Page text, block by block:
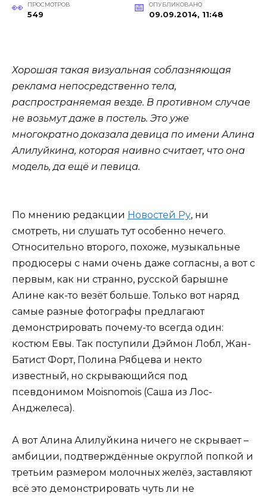
ПРОСМОТРОВ
549
ОПУБЛИКОВАНО
09.09.2014, 11:48
Хорошая такая визуальная соблазняющая
реклама непосредственно тела,
распространяемая везде. В противном случае
не возьмут даже в постель. Это уже
многократно доказала девица по имени Алина
Алилуйкина, которая наивно считает, что она
модель, да ещё и певица.
По мнению редакции Новостей Ру, ни
смотреть, ни слушать тут особенно нечего.
Относительно второго, похоже, музыкальные
продюсеры с нами очень даже согласны, а вот с
первым, как ни странно, русской барышне
Алине как-то везёт больше. Только вот наряд
самые разные фотографы предлагают
демонстрировать почему-то всегда один:
костюм Евы. Так поступили Дэймон Лобл, Жан-
Батист Форт, Полина Рябцева и некто
известный, но скрывающийся под
псевдонимом Moisnomois (Саша из Лос-
Анджелеса).
А вот Алина Алилуйкина ничего не скрывает –
амбиции, подтверждённые округлой попкой и
третьим размером молочных желёз, заставляют
всё это демонстрировать чуть ли не